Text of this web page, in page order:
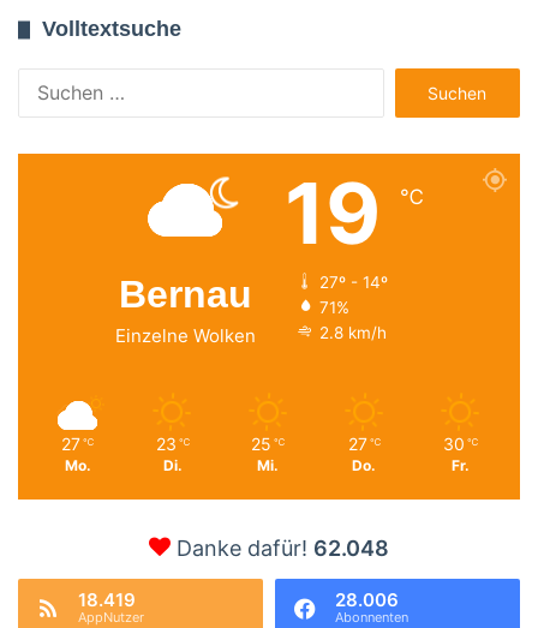
Volltextsuche
nach:
Bernau
Einzelne Wolken
19 ℃
27º - 14º
71%
2.8 km/h
27 ℃
Mo.
23 ℃
Di.
25 ℃
Mi.
27 ℃
Do.
30 ℃
Fr.
Danke dafür! 62.048
18.419
AppNutzer
28.006
Abonnenten